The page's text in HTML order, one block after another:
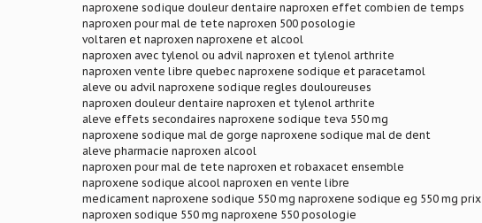
naproxene sodique douleur dentaire naproxen effet combien de temps
naproxen pour mal de tete naproxen 500 posologie
voltaren et naproxen naproxene et alcool
naproxen avec tylenol ou advil naproxen et tylenol arthrite
naproxen vente libre quebec naproxene sodique et paracetamol
aleve ou advil naproxene sodique regles douloureuses
naproxen douleur dentaire naproxen et tylenol arthrite
aleve effets secondaires naproxene sodique teva 550 mg
naproxene sodique mal de gorge naproxene sodique mal de dent
aleve pharmacie naproxen alcool
naproxen pour mal de tete naproxen et robaxacet ensemble
naproxene sodique alcool naproxen en vente libre
medicament naproxene sodique 550 mg naproxene sodique eg 550 mg prix
naproxen sodique 550 mg naproxene 550 posologie